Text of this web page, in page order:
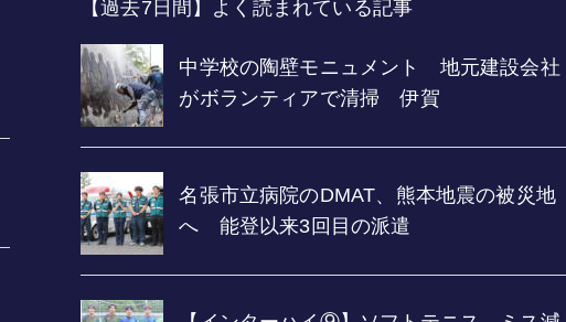
【過去7日間】よく読まれている記事